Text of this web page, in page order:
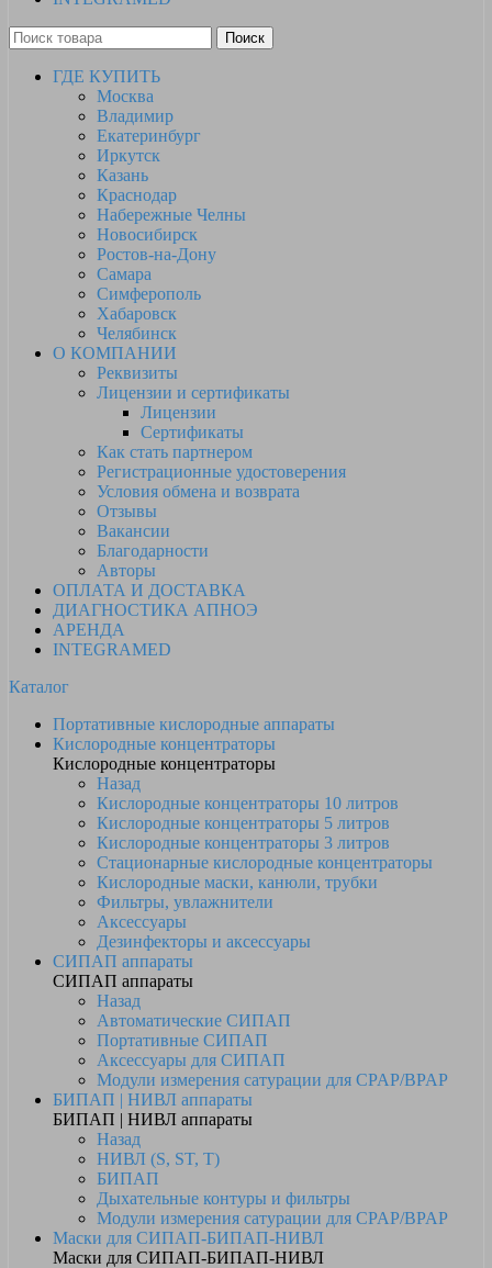
Поиск
ГДЕ КУПИТЬ
Москва
Владимир
Екатеринбург
Иркутск
Казань
Краснодар
Набережные Челны
Новосибирск
Ростов-на-Дону
Самара
Симферополь
Хабаровск
Челябинск
О КОМПАНИИ
Реквизиты
Лицензии и сертификаты
Лицензии
Сертификаты
Как стать партнером
Регистрационные удостоверения
Условия обмена и возврата
Отзывы
Вакансии
Благодарности
Авторы
ОПЛАТА И ДОСТАВКА
ДИАГНОСТИКА АПНОЭ
АРЕНДА
INTEGRAMED
Каталог
Портативные кислородные аппараты
Кислородные концентраторы
Кислородные концентраторы
Назад
Кислородные концентраторы 10 литров
Кислородные концентраторы 5 литров
Кислородные концентраторы 3 литров
Стационарные кислородные концентраторы
Кислородные маски, канюли, трубки
Фильтры, увлажнители
Аксессуары
Дезинфекторы и аксессуары
СИПАП аппараты
СИПАП аппараты
Назад
Автоматические СИПАП
Портативные СИПАП
Аксессуары для СИПАП
Модули измерения сатурации для CPAP/BPAP
БИПАП | НИВЛ аппараты
БИПАП | НИВЛ аппараты
Назад
НИВЛ (S, ST, T)
БИПАП
Дыхательные контуры и фильтры
Модули измерения сатурации для CPAP/BPAP
Маски для СИПАП-БИПАП-НИВЛ
Маски для СИПАП-БИПАП-НИВЛ